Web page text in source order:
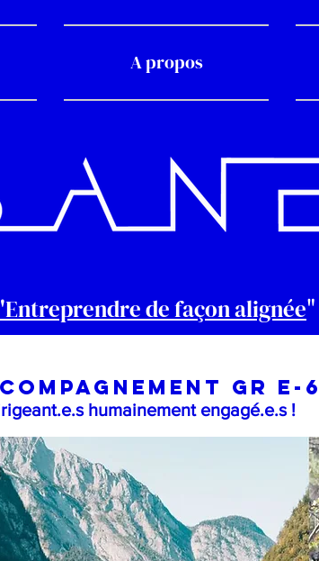
A propos
de façon alignée"
GR E-6
humainement engagé.e.s !